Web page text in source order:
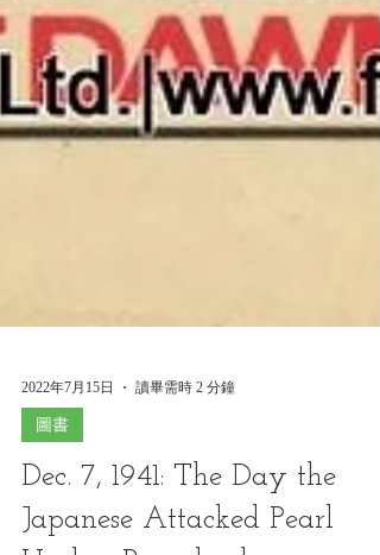
2022年7月15日
圖書
Dec. 7, 1941: The Day the